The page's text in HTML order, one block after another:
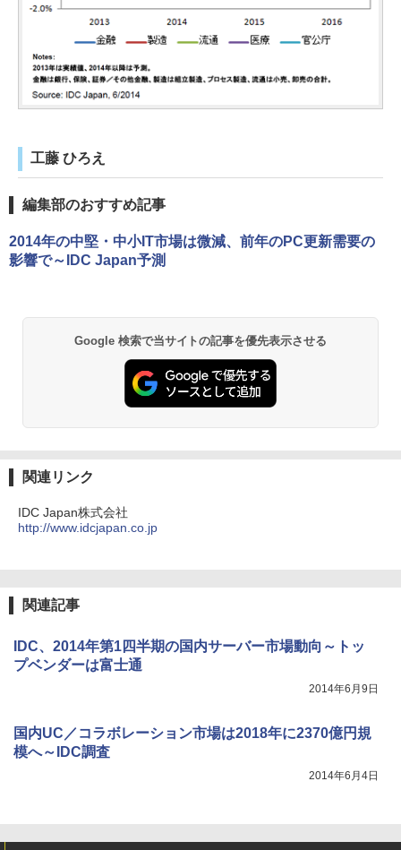
工藤 ひろえ
編集部のおすすめ記事
2014年の中堅・中小IT市場は微減、前年のPC更新需要の
影響で～IDC Japan予測
Google 検索で当サイトの記事を優先表示させる
関連リンク
IDC Japan株式会社
http://www.idcjapan.co.jp
関連記事
IDC、2014年第1四半期の国内サーバー市場動向～トッ
プベンダーは富士通
2014年6月9日
国内UC／コラボレーション市場は2018年に2370億円規
模へ～IDC調査
2014年6月4日